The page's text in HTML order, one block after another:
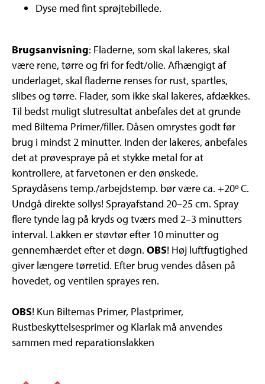
Dyse med fint sprøjtebillede.
Brugsanvisning: Fladerne, som skal lakeres, skal
være rene, tørre og fri for fedt/olie. Afhængigt af
underlaget, skal fladerne renses for rust, spartles,
slibes og tørre. Flader, som ikke skal lakeres, afdækkes.
Til bedst muligt slutresultat anbefales det at grunde
med Biltema Primer/filler. Dåsen omrystes godt før
brug i mindst 2 minutter. Inden der lakeres, anbefales
det at prøvespraye på et stykke metal for at
kontrollere, at farvetonen er den ønskede.
Spraydåsens temp./arbejdstemp. bør være ca. +20º C.
Undgå direkte sollys! Sprayafstand 20–25 cm. Spray
flere tynde lag på kryds og tværs med 2–3 minutters
interval. Lakken er støvtør efter 10 minutter og
gennemhærdet efter et døgn. OBS! Høj luftfugtighed
giver længere tørretid. Efter brug vendes dåsen på
hovedet, og ventilen sprayes ren.
OBS! Kun Biltemas Primer, Plastprimer,
Rustbeskyttelsesprimer og Klarlak må anvendes
sammen med reparationslakken